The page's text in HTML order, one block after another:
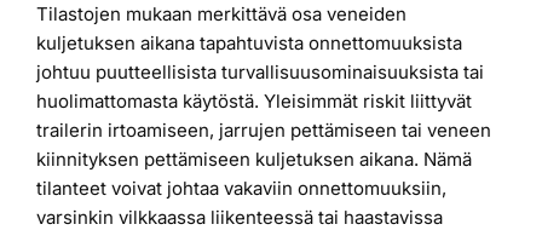
Tilastojen mukaan merkittävä osa veneiden
kuljetuksen aikana tapahtuvista onnettomuuksista
johtuu puutteellisista turvallisuusominaisuuksista tai
huolimattomasta käytöstä. Yleisimmät riskit liittyvät
trailerin irtoamiseen, jarrujen pettämiseen tai veneen
kiinnityksen pettämiseen kuljetuksen aikana. Nämä
tilanteet voivat johtaa vakaviin onnettomuuksiin,
varsinkin vilkkaassa liikenteessä tai haastavissa